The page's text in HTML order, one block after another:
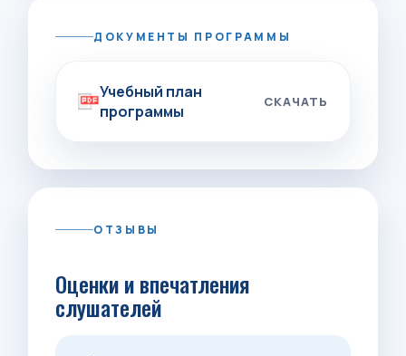
ДОКУМЕНТЫ ПРОГРАММЫ
Учебный план
программы
СКАЧАТЬ
ОТЗЫВЫ
Оценки и впечатления
слушателей